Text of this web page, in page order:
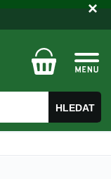
HLEDAT